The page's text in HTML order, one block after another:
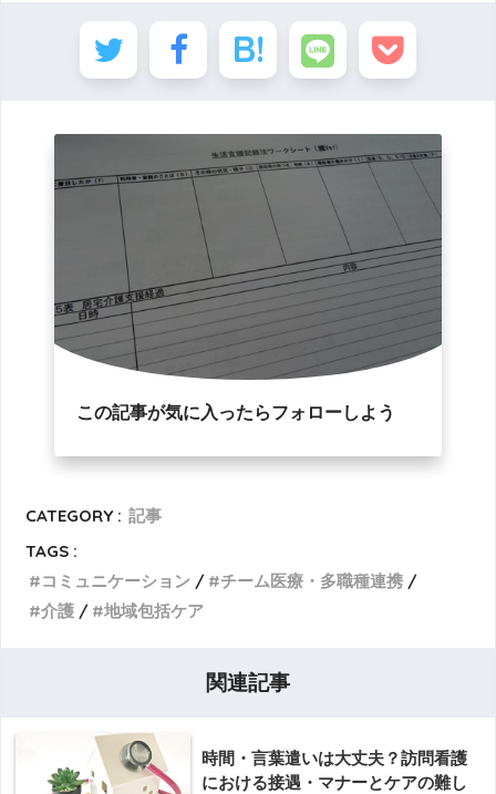
この記事が気に入ったらフォローしよう
CATEGORY : 記事
TAGS :
コミュニケーション
チーム医療・多職種連携
介護
地域包括ケア
関連記事
時間・言葉遣いは大丈夫？訪問看護
における接遇・マナーとケアの難し